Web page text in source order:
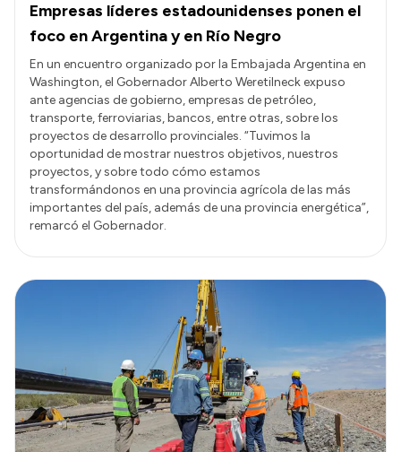
Empresas líderes estadounidenses ponen el
foco en Argentina y en Río Negro
En un encuentro organizado por la Embajada Argentina en
Washington, el Gobernador Alberto Weretilneck expuso
ante agencias de gobierno, empresas de petróleo,
transporte, ferroviarias, bancos, entre otras, sobre los
proyectos de desarrollo provinciales. “Tuvimos la
oportunidad de mostrar nuestros objetivos, nuestros
proyectos, y sobre todo cómo estamos
transformándonos en una provincia agrícola de las más
importantes del país, además de una provincia energética”,
remarcó el Gobernador.